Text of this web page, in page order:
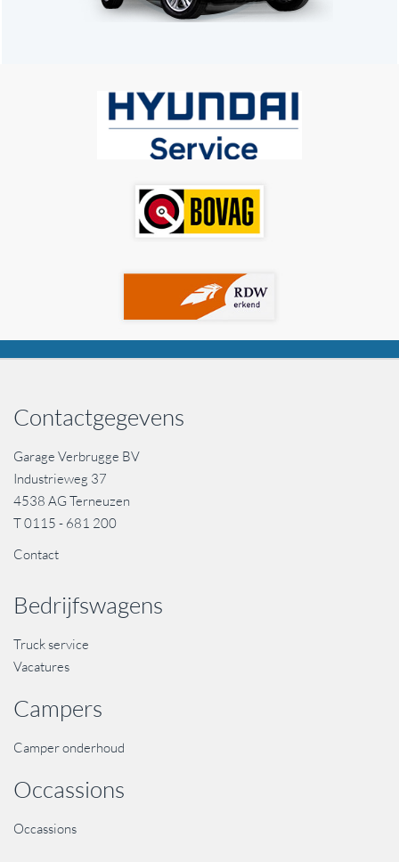
Contactgegevens
Garage Verbrugge BV
Industrieweg 37
4538 AG Terneuzen
T0115 - 681 200
Contact
Bedrijfswagens
Truck service
Vacatures
Campers
Camper onderhoud
Occassions
Occassions